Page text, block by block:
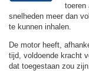
toeren
snelheden meer dan
te kunnen inhalen.
De motor heeft,
tijd, voldoende kracht
dat toegestaan zou